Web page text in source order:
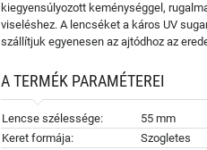
kiegyensúlyozott keménységgel,
viseléshez. A lencséket a káros UV
szállítjuk egyenesen az ajtódhoz az
A TERMÉK PARAMÉTEREI
Lencse szélessége:
55 mm
Keret formája:
Szogletes